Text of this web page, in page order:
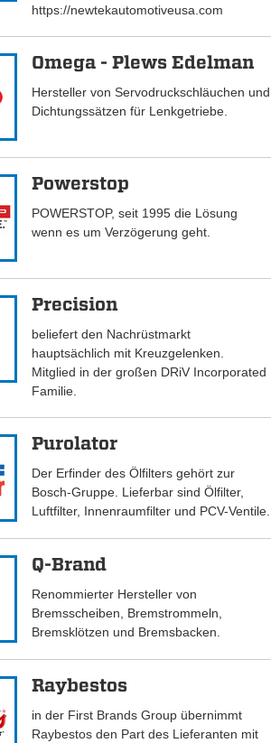
https://newtekautomotiveusa.com
Omega - Plews Edelman
Hersteller von Servodruckschläuchen und
Dichtungssätzen für Lenkgetriebe.
Powerstop
POWERSTOP, seit 1995 die Lösung
wenn es um Verzögerung geht.
Precision
beliefert den Nachrüstmarkt
hauptsächlich mit Kreuzgelenken.
Mitglied in der großen DRiV Incorporated
Familie.
Purolator
Der Erfinder des Ölfilters gehört zur
Bosch-Gruppe. Lieferbar sind Ölfilter,
Luftfilter, Innenraumfilter und PCV-Ventile.
Q-Brand
Renommierter Hersteller von
Bremsscheiben, Bremstrommeln,
Bremsklötzen und Bremsbacken.
Raybestos
in der First Brands Group übernimmt
Raybestos den Part des Lieferanten mit